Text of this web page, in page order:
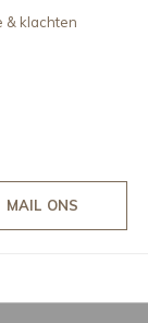
& klachten
MAIL ONS